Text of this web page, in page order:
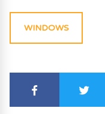
WINDOWS